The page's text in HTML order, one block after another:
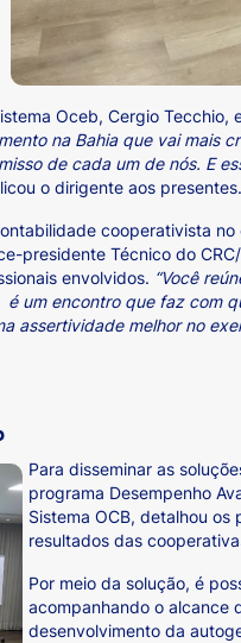
Oceb, Cergio
na Bahia que vai mais
de cada um de nós. E
o dirigente aos presentes.
cooperativista
presidente Técnico do
envolvidos. “Você
um encontro que faz com
assertividade melhor no
Para disseminar as
programa Desempenho
Sistema OCB, detalhou
resultados das
Por meio da solução, é
acompanhando o alcance
desenvolvimento da